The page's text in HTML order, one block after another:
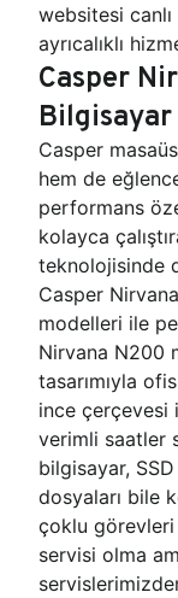
websitesi
ayrıcalıklı
Casper
Casper
hem de
performans
kolayca
teknolojisinde
Casper
modelleri ile
Nirvana N200
tasarımıyla
ince
verimli saatler
bilgisayar,
dosyaları bile
çoklu görevleri
servisi olma